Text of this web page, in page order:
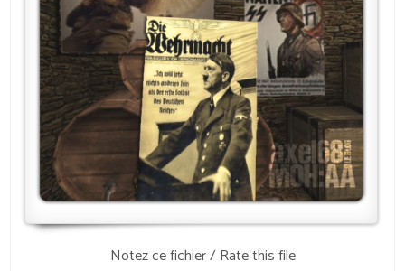
Notez ce fichier / Rate this file